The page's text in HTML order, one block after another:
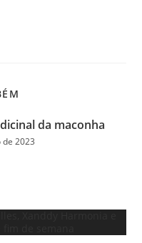
da maconha
2023